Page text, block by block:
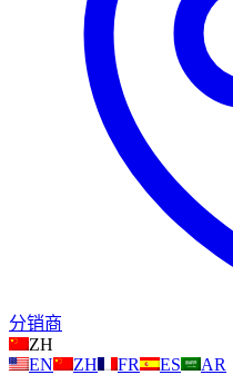
分销商
ZH
EN
ZH FR ES
AR